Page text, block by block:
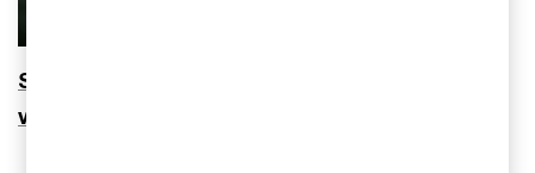
Stora skillnader i synen på avkastningskrav
vid börsplaceringar